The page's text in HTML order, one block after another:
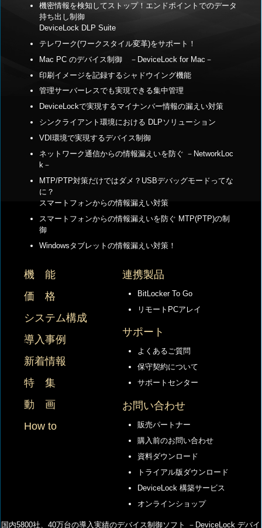
機密情報を検知してストップ！エンドポイントでのデータ
持ち出し制御
DeviceLock DLP Suite
テレワーク(ワークスタイル変革)をサポート！
Mac PC のデバイス制御 －DeviceLock for Mac－
印刷イメージを記録するシャドウイング機能
管理サーバーレスでも実現できる集中管理
DeviceLockで実現するマイナンバー情報の漏えい対策
シンクライアント環境における DLPソリューション
VDI環境で実現するデバイス制御
ネットワーク通信からの情報漏えいを防ぐ －NetworkLoc
k－
MTP/PTP対策だけではダメ？USBデバッグモードってな
に？
スマートフォンからの情報漏えい対策
スマートフォンからの情報漏えいを防ぐ MTP(PTP)の制
御
Windowsタブレットの情報漏えい対策！
機 能
価 格
システム構成
導入事例
新着情報
特 集
動 画
How to
連携製品
BitLocker To Go
リモートPCアレイ
サポート
よくあるご質問
保守契約について
サポートセンター
お問い合わせ
販売パートナー
購入前のお問い合わせ
資料ダウンロード
トライアル版ダウンロード
DeviceLock 構築サービス
オンラインショップ
国内5800社、40万台の導⼊実績のデバイス制御ソフト －DeviceLock デバイ